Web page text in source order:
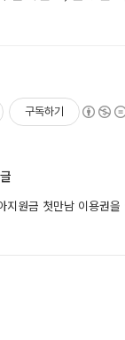
구독하기
지원금 첫만남 이용권을